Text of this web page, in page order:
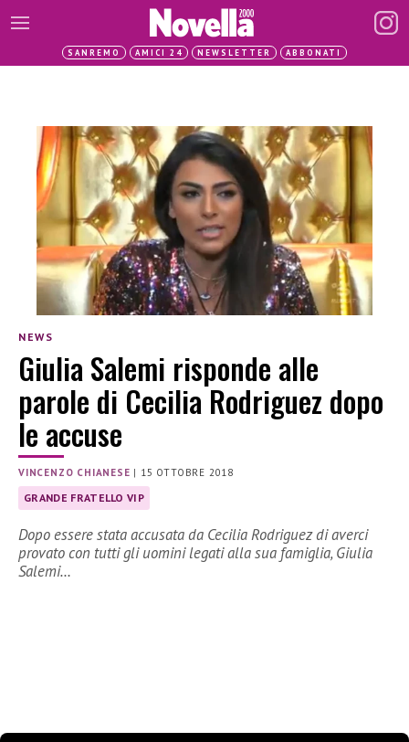
SANREMO AMICI 24 NEWSLETTER ABBONATI
NEWS
Giulia Salemi risponde alle
parole di Cecilia Rodriguez dopo
le accuse
VINCENZO CHIANESE | 15 OTTOBRE 2018
GRANDE FRATELLO VIP
Dopo essere stata accusata da Cecilia Rodriguez di averci
provato con tutti gli uomini legati alla sua famiglia, Giulia
Salemi…